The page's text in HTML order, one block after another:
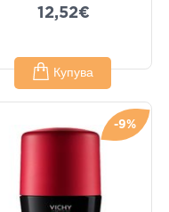
12,52€
Купува
-9%